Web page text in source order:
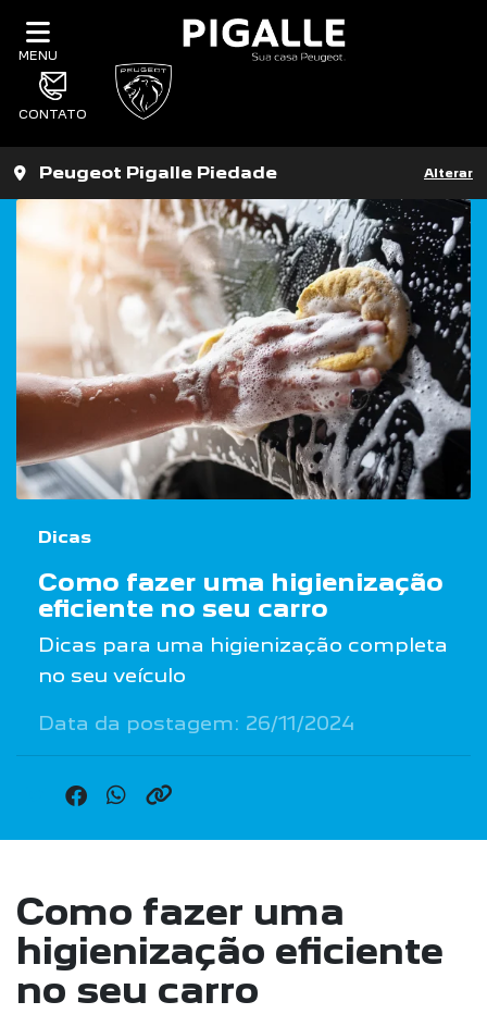
MENU
CONTATO
Peugeot Pigalle Piedade Alterar
Dicas
Como fazer uma higienização
eficiente no seu carro
Dicas para uma higienização completa
no seu veículo
Data da postagem: 26/11/2024
Como fazer uma
higienização eficiente
no seu carro